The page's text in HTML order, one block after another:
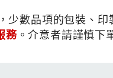
少數品項的包裝、
務。介意者請謹慎下